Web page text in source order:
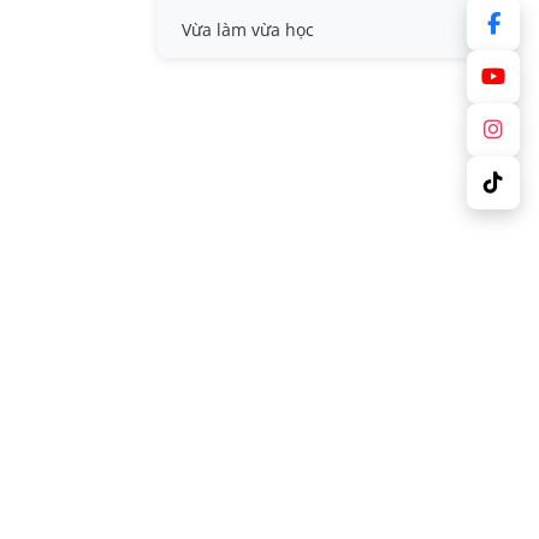
Vừa làm vừa học